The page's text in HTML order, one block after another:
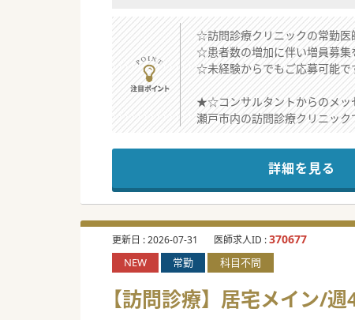
☆訪問診療クリニックの常勤医
☆患者数の増加に伴い増員募集
☆未経験からでもご応募可能で
★☆コンサルタントからのメ
瀬戸市内の訪問診療クリニック
在宅をメインに、チーム医療
ICTの活用や2段階オンコール
ご興味がございましたらお気
#秋入職可
詳細を見る
更新日 :2026-07-31 医師求人ID :370677
NEW 常勤 科目不問
【訪問診療】居宅メイン/